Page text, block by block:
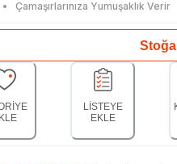
Çamaşırlarınıza Yumuşaklık Verir
LİSTEYE
EKLE